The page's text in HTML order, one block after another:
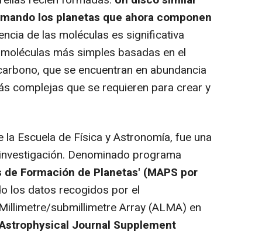
los planetas que ahora componen
de las moléculas es significativa
más simples basadas en el
que se encuentran en abundancia
complejas que se requieren para crear y
Escuela de Física y Astronomía, fue una
Denominado programa
Formación de Planetas' (MAPS por
los datos recogidos por el
submillimetre Array (ALMA) en
Journal Supplement